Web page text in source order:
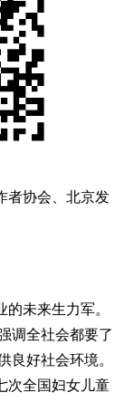
协会、北京发
未来生力军。
调全社会都要了
良好社会环境。
次全国妇女儿童